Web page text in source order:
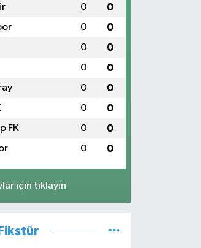
0 0
0 0
0 0
0 0
0 0
0 0
FK 0 0
0 0
için tıklayın